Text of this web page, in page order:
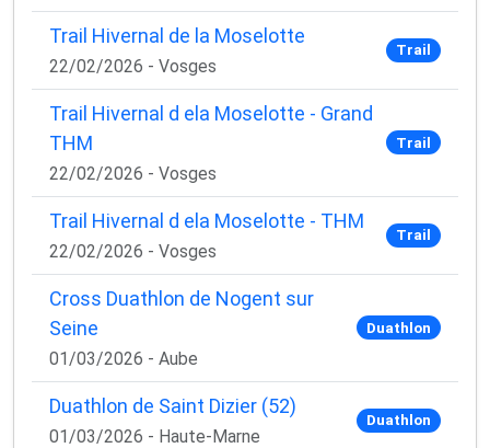
Trail Hivernal de la Moselotte
22/02/2026 - Vosges
Trail
Trail Hivernal d ela Moselotte - Grand
THM
22/02/2026 - Vosges
Trail
Trail Hivernal d ela Moselotte - THM
22/02/2026 - Vosges
Trail
Cross Duathlon de Nogent sur
Seine
01/03/2026 - Aube
Duathlon
Duathlon de Saint Dizier (52)
01/03/2026 - Haute-Marne
Duathlon